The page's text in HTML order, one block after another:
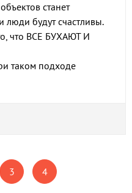
станет
будут счастливы.
что ВСЕ БУХАЮТ И
таком подходе
3 4